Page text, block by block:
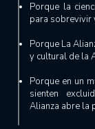
Porque la
para sobrevivir
Porque La
y cultural de la
Porque en un
sienten
Alianza abre la